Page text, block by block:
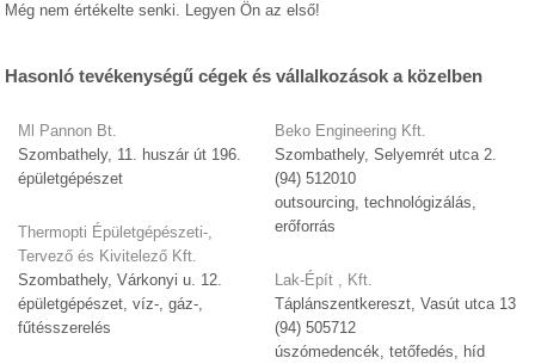
Még nem értékelte senki. Legyen Ön az első!
Hasonló tevékenységű cégek és vállalkozások a közelben
Ml Pannon Bt.
Szombathely, 11. huszár út 196.
épületgépészet
Thermopti Épületgépészeti-,
Tervező és Kivitelező Kft.
Szombathely, Várkonyi u. 12.
épületgépészet, víz-, gáz-,
fűtésszerelés
Beko Engineering Kft.
Szombathely, Selyemrét utca 2.
(94) 512010
outsourcing, technológizálás,
erőforrás
Lak-Épít , Kft.
Táplánszentkereszt, Vasút utca 13
(94) 505712
úszómedencék, tetőfedés, híd